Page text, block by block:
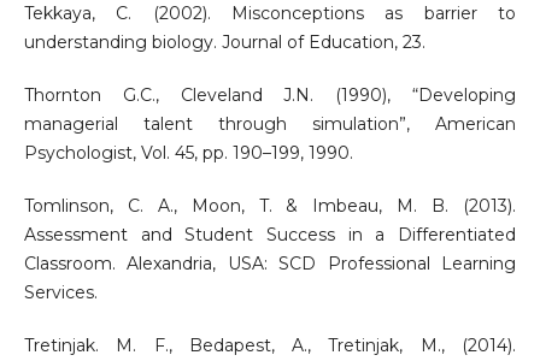
Tekkaya, C. (2002). Misconceptions as barrier to
understanding biology. Journal of Education, 23.
Thornton G.C., Cleveland J.N. (1990), “Developing
managerial talent through simulation”, American
Psychologist, Vol. 45, pp. 190–199, 1990.
Tomlinson, C. A., Moon, T. & Imbeau, M. B. (2013).
Assessment and Student Success in a Differentiated
Classroom. Alexandria, USA: SCD Professional Learning
Services.
Tretinjak. M. F., Bedapest, A., Tretinjak, M., (2014).